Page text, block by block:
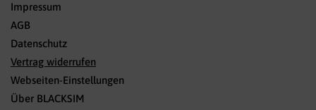
Impressum
AGB
Datenschutz
Vertrag widerrufen
Webseiten-Einstellungen
Über BLACKSIM